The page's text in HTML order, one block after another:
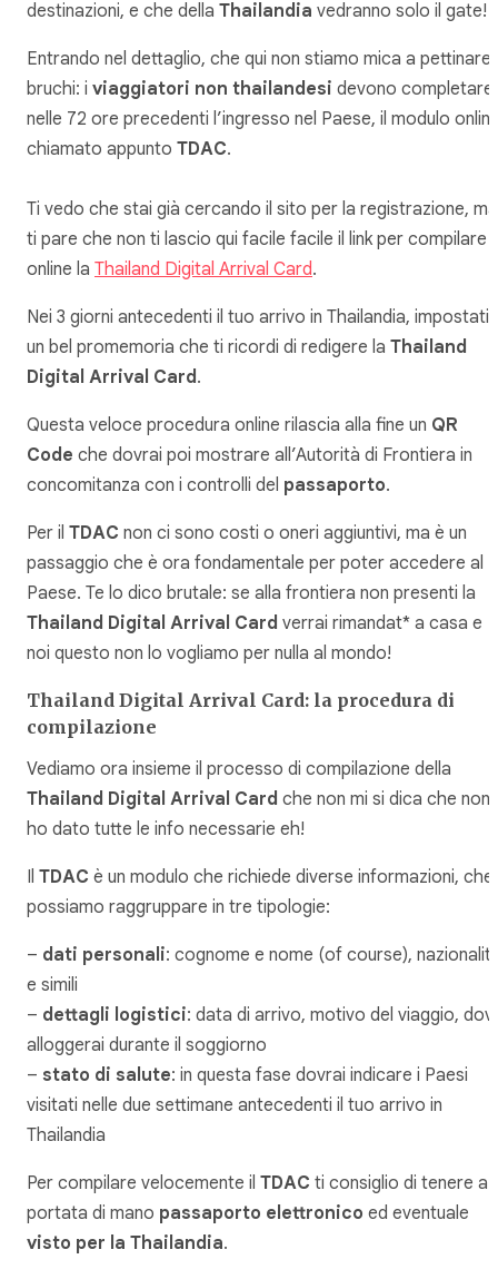
destinazioni, e che della Thailandia vedranno solo il gate!
Entrando nel dettaglio, che qui non stiamo mica a pettinare i
bruchi: i viaggiatori non thailandesi devono completare,
nelle 72 ore precedenti l’ingresso nel Paese, il modulo
chiamato appunto TDAC.
Ti vedo che stai già cercando il sito per la registrazione, ma
ti pare che non ti lascio qui facile facile il link per compilare
online la Thailand Digital Arrival Card.
Nei 3 giorni antecedenti il tuo arrivo in Thailandia, impostati
un bel promemoria che ti ricordi di redigere la Thailand
Digital Arrival Card.
Questa veloce procedura online rilascia alla fine un QR
Code che dovrai poi mostrare all’Autorità di Frontiera in
concomitanza con i controlli del passaporto.
Per il TDAC non ci sono costi o oneri aggiuntivi, ma è un
passaggio che è ora fondamentale per poter accedere al
Paese. Te lo dico brutale: se alla frontiera non presenti la
Thailand Digital Arrival Card verrai rimandat* a casa e
noi questo non lo vogliamo per nulla al mondo!
Thailand Digital Arrival Card: la procedura di
compilazione
Vediamo ora insieme il processo di compilazione della
Thailand Digital Arrival Card che non mi si dica che non
ho dato tutte le info necessarie eh!
Il TDAC è un modulo che richiede diverse informazioni, che
possiamo raggruppare in tre tipologie:
– dati personali: cognome e nome (of course),
e simili
– dettagli logistici: data di arrivo, motivo del viaggio,
alloggerai durante il soggiorno
– stato di salute: in questa fase dovrai indicare i Paesi
visitati nelle due settimane antecedenti il tuo arrivo in
Thailandia
Per compilare velocemente il TDAC ti consiglio di tenere a
portata di mano passaporto elettronico ed eventuale
visto per la Thailandia.